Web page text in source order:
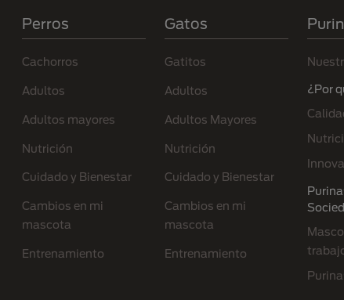
Perros
Cachorros
Adultos
Adultos mayores
Nutrición
Cuidado y Bienestar
Cambios en mi
mascota
Entrenamiento
Gatos
Gatitos
Adultos
Adultos Mayores
Nutrición
Cuidado y Bienestar
Cambios en mi
mascota
Entrenamiento
¿Por